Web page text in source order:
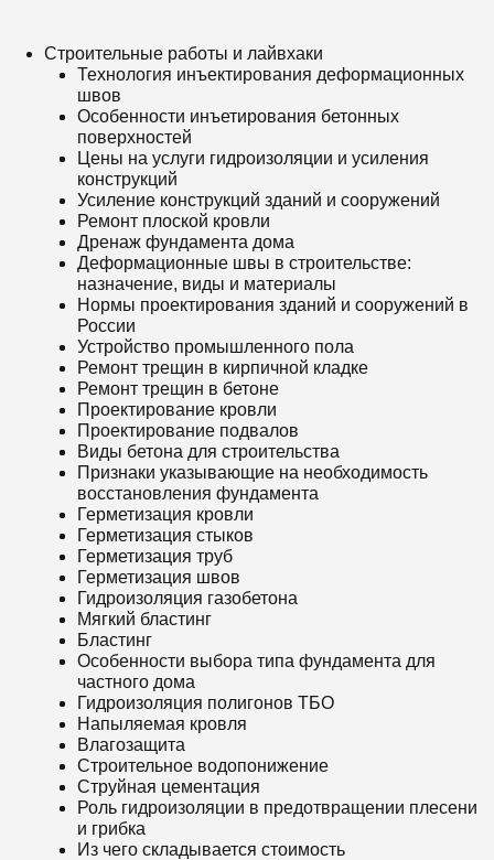
Строительные работы и лайвхаки
Технология инъектирования деформационных
швов
Особенности инъетирования бетонных
поверхностей
Цены на услуги гидроизоляции и усиления
конструкций
Усиление конструкций зданий и сооружений
Ремонт плоской кровли
Дренаж фундамента дома
Деформационные швы в строительстве:
назначение, виды и материалы
Нормы проектирования зданий и сооружений в
России
Устройство промышленного пола
Ремонт трещин в кирпичной кладке
Ремонт трещин в бетоне
Проектирование кровли
Проектирование подвалов
Виды бетона для строительства
Признаки указывающие на необходимость
восстановления фундамента
Герметизация кровли
Герметизация стыков
Герметизация труб
Герметизация швов
Гидроизоляция газобетона
Мягкий бластинг
Бластинг
Особенности выбора типа фундамента для
частного дома
Гидроизоляция полигонов ТБО
Напыляемая кровля
Влагозащита
Строительное водопонижение
Струйная цементация
Роль гидроизоляции в предотвращении плесени
и грибка
Из чего складывается стоимость